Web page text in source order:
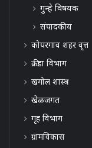
गुन्हे विषयक
संपादकीय
कोपरगाव शहर वृत्त
क्रीडा विभाग
खगोल शास्त्र
खेळजगत
गृह विभाग
ग्रामविकास